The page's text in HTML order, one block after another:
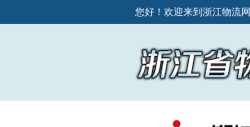
您好！欢迎来到浙江物流网